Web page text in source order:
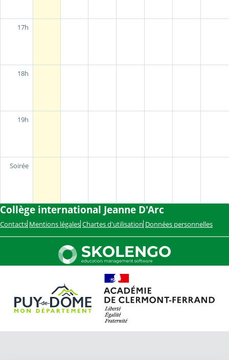
17h
18h
19h
Soirée
Collège international Jeanne D'Arc
Contacts Mentions légales Chartes d'utilisation Données personnelles